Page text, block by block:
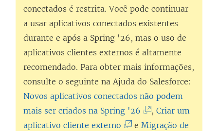
e
e
m
n
o
v
a
j
a
conectados é restrita. Você pode continuar
a usar aplicativos conectados existentes
durante e após a Spring '26, mas o uso de
aplicativos clientes externos é altamente
recomendado. Para obter mais informações,
consulte o seguinte na Ajuda do Salesforce:
Novos aplicativos conectados não podem
mais ser criados na Spring '26
O
, Criar um
aplicativo cliente externo
e Migração de